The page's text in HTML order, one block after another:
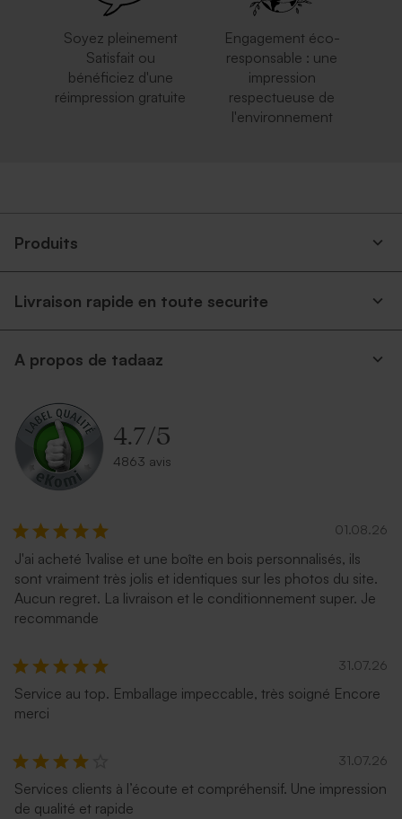
Soyez pleinement
Satisfait ou
bénéficiez d'une
réimpression gratuite
Engagement éco-
responsable : une
impression
respectueuse de
l'environnement
Produits
Livraison rapide en toute securite
A propos de tadaaz
4.7/5
4863 avis
01.08.26
J'ai acheté 1valise et une boîte en bois personnalisés, ils
sont vraiment très jolis et identiques sur les photos du site.
Aucun regret. La livraison et le conditionnement super. Je
recommande
31.07.26
Service au top. Emballage impeccable, très soigné Encore
merci
31.07.26
Services clients à l’écoute et compréhensif. Une impression
de qualité et rapide